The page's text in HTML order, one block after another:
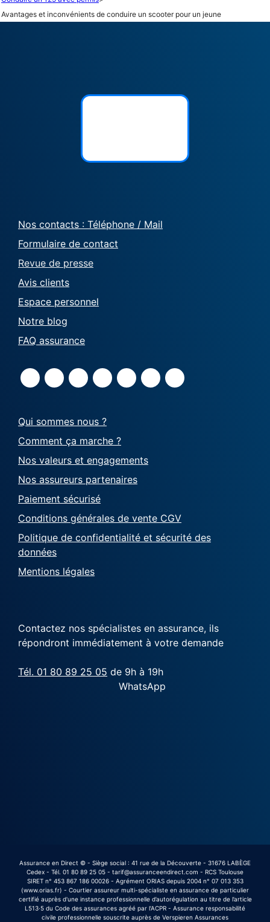
Avantages et inconvénients de conduire un scooter pour un jeune
Nos contacts : Téléphone / Mail
Formulaire de contact
Revue de presse
Avis clients
Espace personnel
Notre blog
FAQ assurance
Qui sommes nous ?
Comment ça marche ?
Nos valeurs et engagements
Nos assureurs partenaires
Paiement sécurisé
Conditions générales de vente CGV
Politique de confidentialité et sécurité des
données
Mentions légales
Contactez nos spécialistes en assurance, ils
répondront immédiatement à votre demande
Tél. 01 80 89 25 05 de 9h à 19h
WhatsApp
Assurance en Direct © - Siège social : 41 rue de la Découverte - 31676 LABÈGE
Cedex - Tél. 01 80 89 25 05 - tarif@assuranceendirect.com - RCS Toulouse
SIRET n° 453 867 186 00026 - Agrément ORIAS depuis 2004 n° 07 013 353
(www.orias.fr) - Courtier assureur multi-spécialiste en assurance de particulier
certifié auprès d'une instance professionnelle d’autorégulation au titre de l’article
L513·5 du Code des assurances agréé par l’ACPR - Assurance responsabilité
civile professionnelle souscrite auprès de Verspieren Assurances